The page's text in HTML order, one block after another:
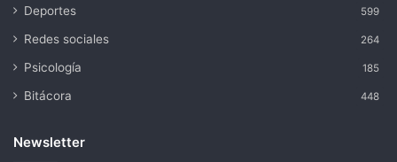
Deportes 599
Redes sociales 264
Psicología 185
Bitácora 448
Newsletter